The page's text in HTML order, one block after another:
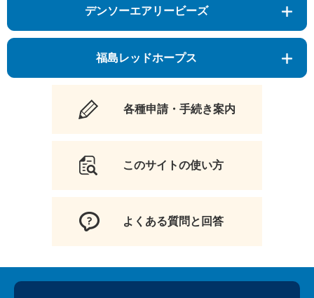
デンソーエアリービーズ
福島レッドホープス
各種申請・手続き案内
このサイトの使い方
よくある質問と回答